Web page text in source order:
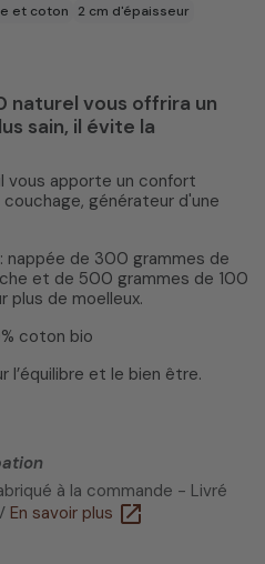
et coton 2 cm d'épaisseur
naturel vous offrira un
sain, il évite la
vous apporte un confort
générateur d'une
nappée de 300 grammes de
et de 500 grammes de 100
plus de moelleux.
coton bio
l’équilibre et le bien être.
à la commande - Livré
En savoir plus open_in_new